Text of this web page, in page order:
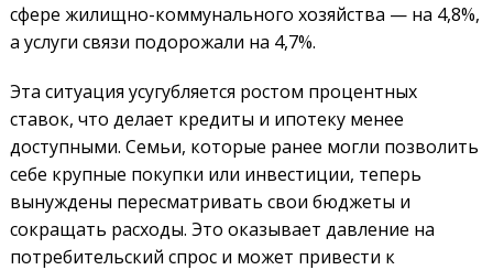
сфере жилищно-коммунального хозяйства — на 4,8%,
а услуги связи подорожали на 4,7%.
Эта ситуация усугубляется ростом процентных
ставок, что делает кредиты и ипотеку менее
доступными. Семьи, которые ранее могли позволить
себе крупные покупки или инвестиции, теперь
вынуждены пересматривать свои бюджеты и
сокращать расходы. Это оказывает давление на
потребительский спрос и может привести к